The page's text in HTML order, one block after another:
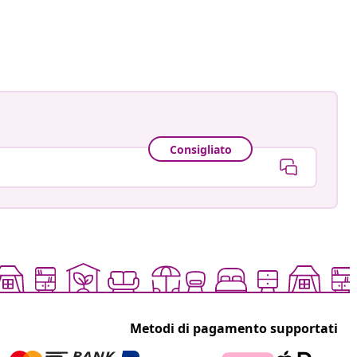
Consigliato
Metodi di pagamento supportati